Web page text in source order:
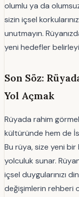
olumlu ya da
sizin içsel
unutmayın.
yeni hedefler
Son Söz:
Yol Açmak
Rüyada rahim
kültüründe hem de
Bu rüya, size yeni
yolculuk sunar.
içsel duygularınızı
değişimlerin rehberi